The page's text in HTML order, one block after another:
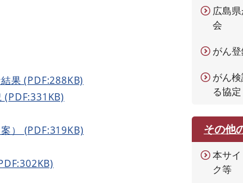
果 (PDF:288KB)
(PDF:331KB)
） (PDF:319KB)
広島
会
がん
がん
る協
その他
本サ
ク等